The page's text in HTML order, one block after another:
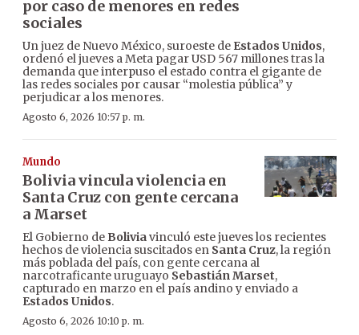
por caso de menores en redes
sociales
Un juez de Nuevo México, suroeste de Estados Unidos,
ordenó el jueves a Meta pagar USD 567 millones tras la
demanda que interpuso el estado contra el gigante de
las redes sociales por causar “molestia pública” y
perjudicar a los menores.
Agosto 6, 2026 10:57 p. m.
Mundo
Bolivia vincula violencia en
Santa Cruz con gente cercana
a Marset
El Gobierno de Boliviavinculó este jueves los recientes
hechos de violencia suscitados en Santa Cruz, la región
más poblada del país, con gente cercana al
narcotraficante uruguayo Sebastián Marset,
capturado en marzo en el país andino y enviado a
Estados Unidos.
Agosto 6, 2026 10:10 p. m.